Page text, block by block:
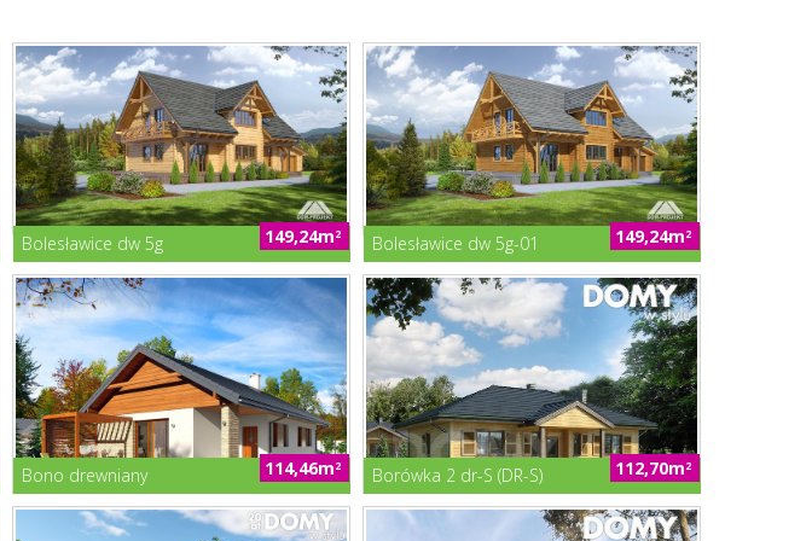
Bolesławice dw 5g 149,24m2 Bolesławice dw 5g-01 149,24m2
Bono drewniany 114,46m2 Borówka 2 dr-S (DR-S) 112,70m2